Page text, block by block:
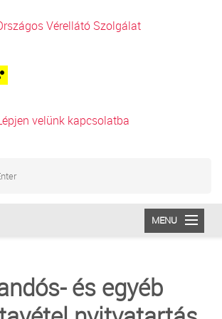
velünk kapcsolatba
MENU
és egyéb